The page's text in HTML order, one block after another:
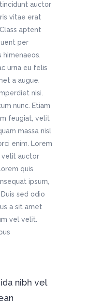
auctor
vitae erat
aptent
per
himenaeos.
urna eu felis
a augue.
nisi.
nunc. Etiam
feugiat, velit
massa nisl
enim. Lorem
velit auctor
quis
ipsum,
sed odio
a sit amet
vel velit.
nibh vel